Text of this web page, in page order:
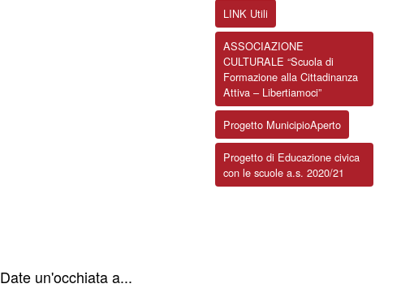
Date un'occhiata a...
LINK Utili
ASSOCIAZIONE
CULTURALE “Scuola di
Formazione alla Cittadinanza
Attiva – Libertiamoci”
Progetto MunicipioAperto
Progetto di Educazione civica
con le scuole a.s. 2020/21